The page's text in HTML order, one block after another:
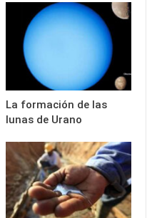
La formación de las
lunas de Urano